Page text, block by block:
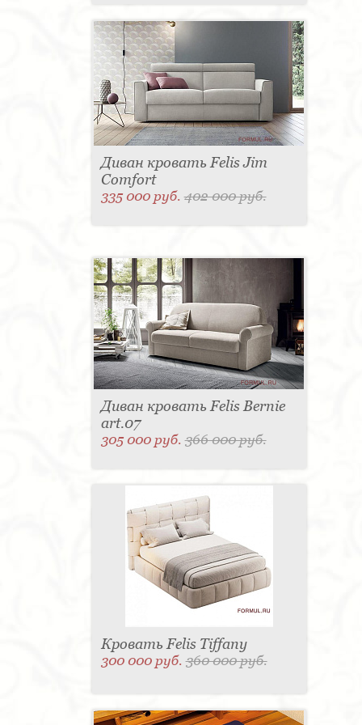
Диван кровать Felis Jim
Comfort
335 000 руб.402 000 руб.
Диван кровать Felis Bernie
art.07
305 000 руб.366 000 руб.
Кровать Felis Tiffany
300 000 руб.360 000 руб.